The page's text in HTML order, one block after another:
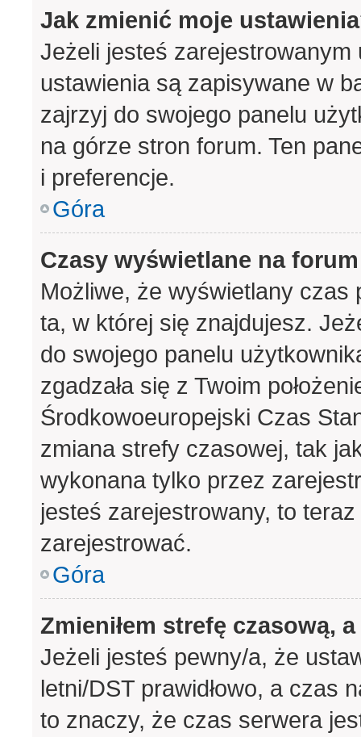
Jak zmienić moje
Jeżeli jesteś
ustawienia są zapisywane w
zajrzyj do swojego panelu
na górze stron forum. Ten
i preferencje.
Góra
Czasy wyświetlane na
Możliwe, że wyświetlany
ta, w której się znajdujesz.
do swojego panelu
zgadzała się z Twoim
Środkowoeuropejski Czas
zmiana strefy czasowej, tak
wykonana tylko przez
jesteś zarejestrowany, to
zarejestrować.
Góra
Zmieniłem strefę czasową,
Jeżeli jesteś pewny/a, że
letni/DST prawidłowo, a czas
to znaczy, że czas serwera